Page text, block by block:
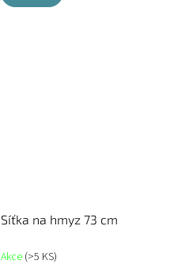
Síťka na hmyz 73 cm
Akce (>5 KS)